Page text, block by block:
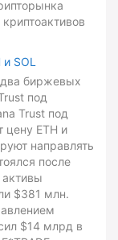
SOL
два биржевых
под
Trust под
цену ETH и
направлять
после
$381 млн.
$14 млрд в